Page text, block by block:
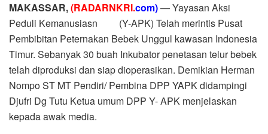
MAKASSAR,(RADARNKRI.com)— Yayasan Aksi
Peduli Kemanusiasn (Y-APK) Telah merintis Pusat
Pembibitan Peternakan Bebek Unggul kawasan Indonesia
Timur. Sebanyak 30 buah Inkubator penetasan telur bebek
telah diproduksi dan siap dioperasikan. Demikian Herman
Nompo ST MT Pendiri/ Pembina DPP YAPK didampingi
Djufri Dg Tutu Ketua umum DPP Y- APK menjelaskan
kepada awak media.